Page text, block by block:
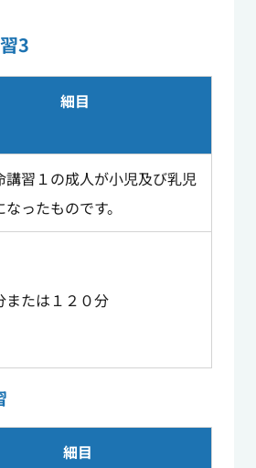
3
細目
講習１の成人が小児及び乳児
ったものです。
または１２０分
習
細目